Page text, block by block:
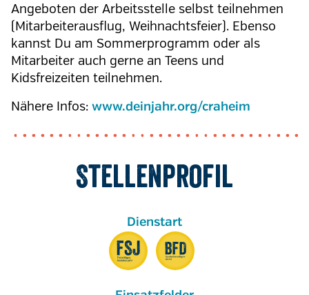
Angeboten der Arbeitsstelle selbst teilnehmen
(Mitarbeiterausflug, Weihnachtsfeier). Ebenso
kannst Du am Sommerprogramm oder als
Mitarbeiter auch gerne an Teens und
Kidsfreizeiten teilnehmen.
Nähere Infos: www.deinjahr.org/craheim
Stellenprofil